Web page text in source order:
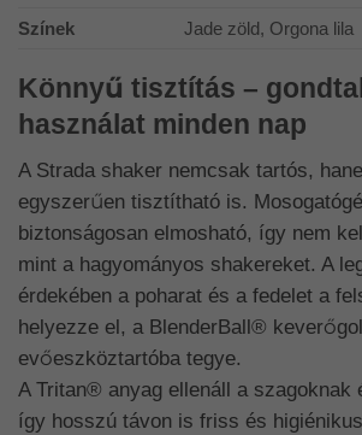
Színek
Jade zöld, Orgona lila
Könnyű tisztítás –
használat minden nap
A Strada shaker nemcsak tartós,
egyszerűen tisztítható is.
biztonságosan elmosható, így nem
mint a hagyományos shakereket. A
érdekében a poharat és a fedelet a
helyezze el, a BlenderBall®
evőeszköztartóba tegye.
A Tritan® anyag ellenáll a szagoknak
így hosszú távon is friss és